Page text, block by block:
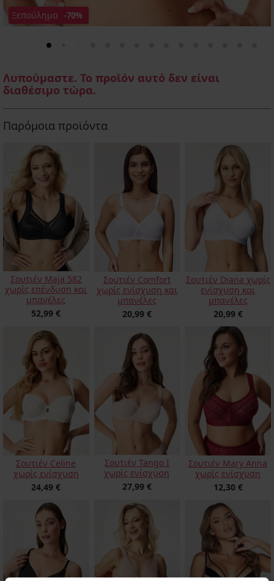
Ξεπούλημα -70%
Λυπούμαστε. Το προϊόν αυτό δεν είναι
διαθέσιμο τώρα.
Παρόμοια προϊόντα
Σουτιέν Maja 582
χωρίς επένδυση και
μπανέλες
52,99 €
Σουτιέν Comfort
χωρίς ενίσχυση και
μπανέλες
20,99 €
Σουτιέν Diana χωρίς
ενίσχυση και
μπανέλες
20,99 €
Σουτιέν Celine
χωρίς ενίσχυση
24,49 €
Σουτιέν Tango I
χωρίς ενίσχυση
27,99 €
Σουτιέν Mary Anna
χωρίς ενίσχυση
12,30 €